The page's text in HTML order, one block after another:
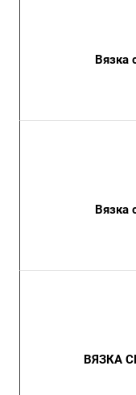
Вязка
Вязка
ВЯЗКА